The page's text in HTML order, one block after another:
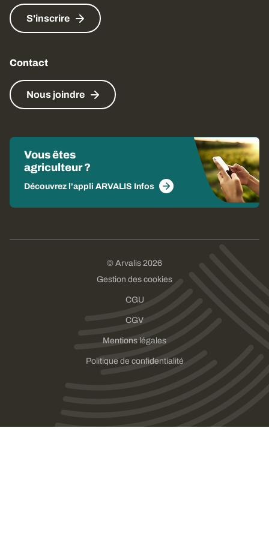
S'inscrire
Contact
Nous joindre
Vous êtes
agriculteur ?
Découvrez l'appli ARVALIS Infos
© Arvalis 2026
Gestion des cookies
CGU
CGV
Mentions légales
Politique de confidentialité